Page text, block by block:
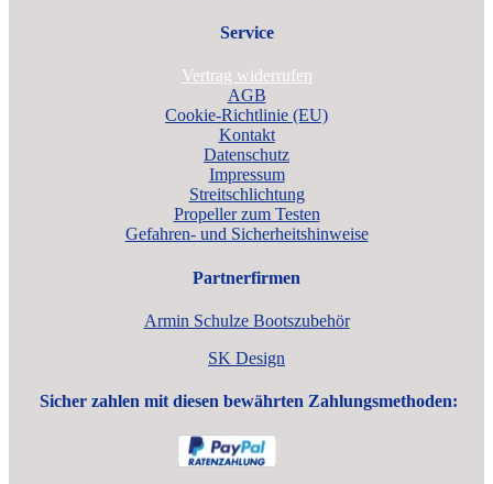
Service
Vertrag widerrufen
AGB
Cookie-Richtlinie (EU)
Kontakt
Datenschutz
Impressum
Streitschlichtung
Propeller zum Testen
Gefahren- und Sicherheitshinweise
Partnerfirmen
Armin Schulze Bootszubehör
SK Design
Sicher zahlen mit diesen bewährten Zahlungsmethoden: